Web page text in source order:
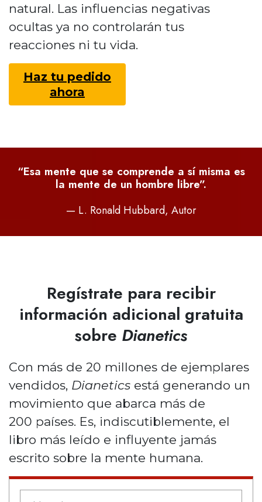
natural. Las influencias negativas
ocultas ya no controlarán tus
reacciones ni tu vida.
Haz tu pedido
ahora
“Esa mente que se comprende a sí misma es
la mente de un hombre libre”.
— L. Ronald Hubbard, Autor
Regístrate para recibir
información adicional gratuita
sobre Dianetics
Con más de 20 millones de ejemplares
vendidos, Dianetics está generando un
movimiento que abarca más de
200 países. Es, indiscutiblemente, el
libro más leído e influyente jamás
escrito sobre la mente humana.